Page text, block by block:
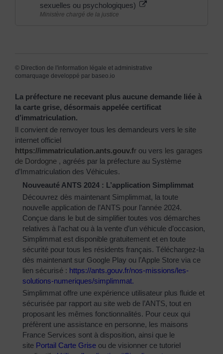
sexuelles ou psychologiques)
Ministère chargé de la justice
© Direction de l'information légale et administrative
comarquage developpé par baseo.io
La préfecture ne recevant plus aucune demande liée à
la carte grise, désormais appelée certificat
d’immatriculation.
Il convient de renvoyer tous les demandeurs vers le site
internet officiel
https://immatriculation.ants.gouv.fr ou vers les garages
de Dordogne , agréés par la préfecture au Système
d’Immatriculation des Véhicules.
Nouveauté ANTS 2024 : L’application Simplimmat
Découvrez dès maintenant Simplimmat, la toute
nouvelle application de l’ANTS pour l’année 2024.
Conçue dans le but de simplifier toutes vos démarches
relatives à l’achat ou à la vente d’un véhicule d’occasion,
Simplimmat est disponible gratuitement et en toute
sécurité pour tous les résidents français. Téléchargez-la
dès maintenant sur Google Play ou l’Apple Store via ce
lien sécurisé : https://ants.gouv.fr/nos-missions/les-
solutions-numeriques/simplimmat.
Simplimmat offre une expérience utilisateur plus fluide et
sécurisée par rapport au site web de l’ANTS, tout en
proposant les mêmes fonctionnalités. Pour ceux qui
préfèrent une assistance en personne, les maisons
France Services sont à disposition, ainsi que le
site Portail Carte Grise ou de visionner ce tutoriel